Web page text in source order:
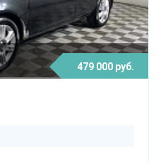
479 000 руб.